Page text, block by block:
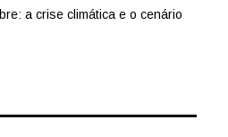
a crise climática e o cenário